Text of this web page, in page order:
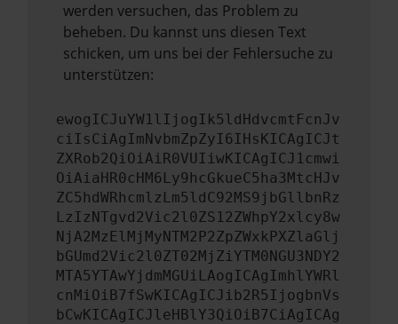
werden versuchen, das Problem zu
beheben. Du kannst uns diesen Text
schicken, um uns bei der Fehlersuche zu
unterstützen:
ewogICJuYW1lIjogIk5ldHdvcmtFcnJv
ciIsCiAgImNvbmZpZyI6IHsKICAgICJt
ZXRob2QiOiAiR0VUIiwKICAgICJ1cmwi
OiAiaHR0cHM6Ly9hcGkueC5ha3MtcHJv
ZC5hdWRhcmlzLm5ldC92MS9jbGllbnRz
LzIzNTgvd2Vic2l0ZS12ZWhpY2xlcy8w
NjA2MzElMjMyNTM2P2ZpZWxkPXZlaGlj
bGUmd2Vic2l0ZT02MjZiYTM0NGU3NDY2
MTA5YTAwYjdmMGUiLAogICAgImhlYWRl
cnMiOiB7fSwKICAgICJib2R5IjogbnVs
bCwKICAgICJleHBlY3QiOiB7CiAgICAg